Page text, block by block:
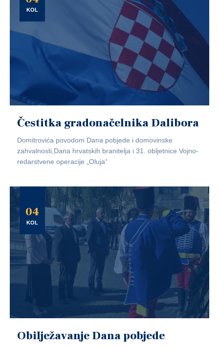
KOL
Čestitka gradonačelnika Dalibora
Domitrovića povodom Dana pobjede i domovinske
zahvalnosti,Dana hrvatskih branitelja i 31. obljetnice Vojno-
redarstvene operacije „Oluja“
04
KOL
Obilježavanje Dana pobjede